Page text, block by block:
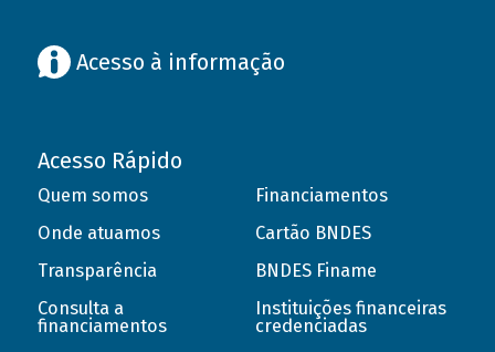
Acesso à informação
Acesso Rápido
Quem somos
Onde atuamos
Transparência
Consulta a
financiamentos
Financiamentos
Cartão BNDES
BNDES Finame
Instituições financeiras
credenciadas